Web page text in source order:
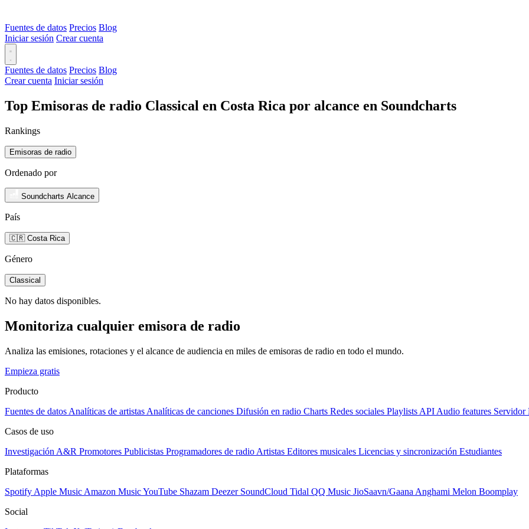
Fuentes de datos Precios Blog
Iniciar sesión Crear cuenta
Fuentes de datos Precios Blog
Crear cuenta Iniciar sesión
Top Emisoras de radio Classical en Costa Rica por alcance en Soundcharts
Rankings
Emisoras de radio
Ordenado por
Soundcharts Alcance
País
🇨🇷 Costa Rica
Género
Classical
No hay datos disponibles.
Monitoriza cualquier emisora de radio
Analiza las emisiones, rotaciones y el alcance de audiencia en miles de emisoras de radio en todo el mundo.
Empieza gratis
Producto
Fuentes de datos Analíticas de artistas Analíticas de canciones Difusión en radio Charts Redes sociales Playlists API Audio features Servidor
Casos de uso
Investigación A&R Promotores Publicistas Programadores de radio Artistas Editores musicales Licencias y sincronización Estudiantes
Plataformas
Spotify Apple Music Amazon MusicYouTube Shazam Deezer SoundCloud Tidal QQ Music JioSaavn/Gaana Anghami Melon Boomplay
Social